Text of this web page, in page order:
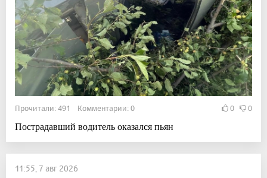
Прочитали: 491 Комментарии: 0 0 0
Пострадавший водитель оказался пьян
11:55, 7 авг 2026